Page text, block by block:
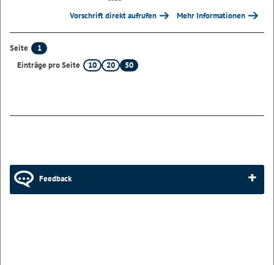
Vorschrift direkt aufrufen Mehr Informationen
Seite
1
Einträge pro Seite
10 20 50
Feedback